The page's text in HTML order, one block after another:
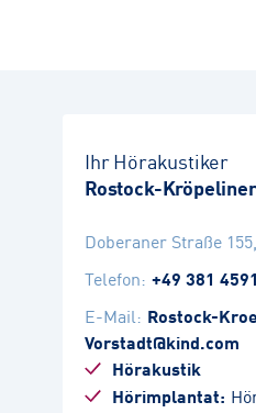
Ihr Hörakustiker
Rostock-
Doberaner Straße 155,
Telefon: +49 381
E-Mail: Rostock-
Vorstadt@kind.com
Hörakustik
Hörimplantat